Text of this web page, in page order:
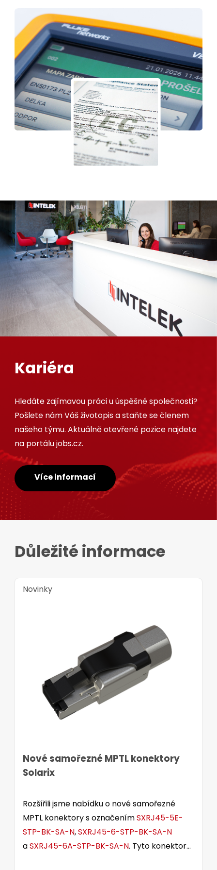
Kariéra
Hledáte zajímavou práci u úspěšné společnosti?
Pošlete nám Váš životopis a staňte se členem
našeho týmu. Aktuálně otevřené pozice najdete
na portálu jobs.cz.
Více informací
Důležité informace
Novinky
Nové samořezné MPTL konektory
Solarix
Rozšířili jsme nabídku o nové samořezné
MPTL konektory s označenímSXRJ45-5E-
STP-BK-SA-N,SXRJ45-6-STP-BK-SA-N
aSXRJ45-6A-STP-BK-SA-N. Tyto konektory